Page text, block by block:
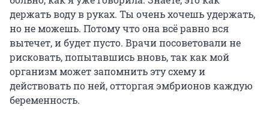
держать воду в руках. Ты очень хочешь удержать,
но не можешь. Потому что она всё равно вся
вытечет, и будет пусто. Врачи посоветовали не
рисковать, попытавшись вновь, так как мой
организм может запомнить эту схему и
действовать по ней, отторгая эмбрионов каждую
беременность.